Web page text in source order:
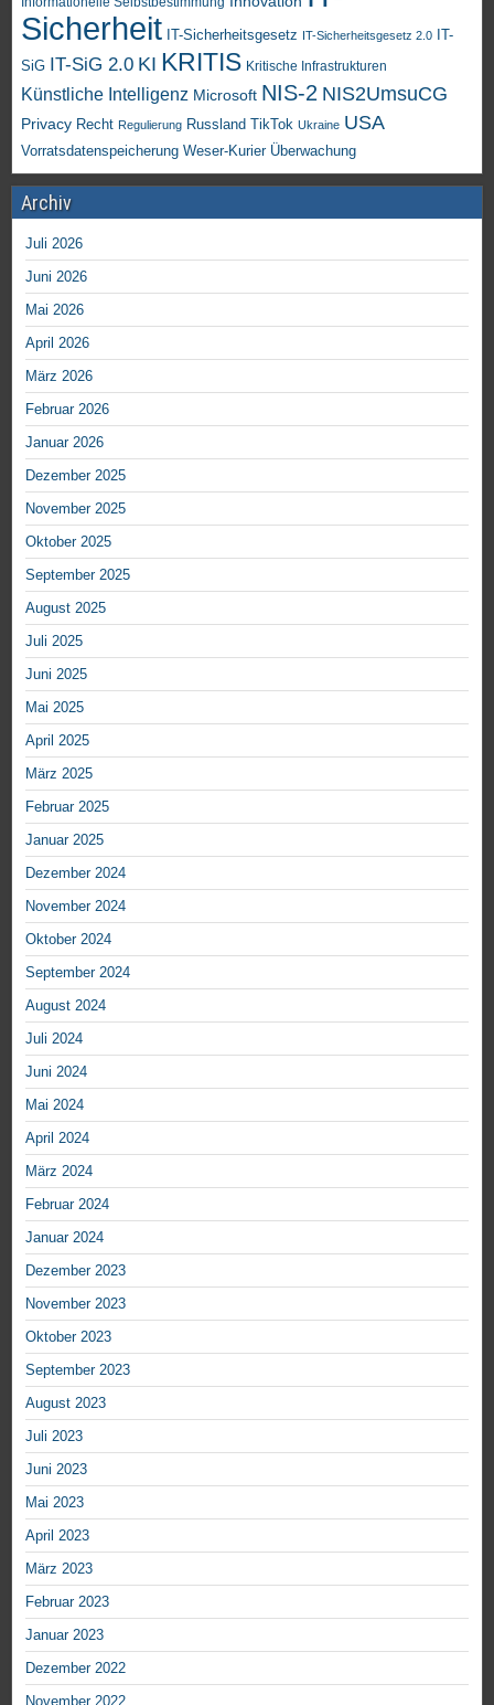
Sicherheit IT-Sicherheitsgesetz IT-Sicherheitsgesetz 2.0
IT-
SiG IT-SiG 2.0 KI KRITIS Kritische Infrastrukturen
Künstliche Intelligenz Microsoft NIS-2 NIS2UmsuCG
Privacy Recht Regulierung Russland TikTok Ukraine USA
Vorratsdatenspeicherung Weser-Kurier Überwachung
Archiv
Juli 2026
Juni 2026
Mai 2026
April 2026
März 2026
Februar 2026
Januar 2026
Dezember 2025
November 2025
Oktober 2025
September 2025
August 2025
Juli 2025
Juni 2025
Mai 2025
April 2025
März 2025
Februar 2025
Januar 2025
Dezember 2024
November 2024
Oktober 2024
September 2024
August 2024
Juli 2024
Juni 2024
Mai 2024
April 2024
März 2024
Februar 2024
Januar 2024
Dezember 2023
November 2023
Oktober 2023
September 2023
August 2023
Juli 2023
Juni 2023
Mai 2023
April 2023
März 2023
Februar 2023
Januar 2023
Dezember 2022
November 2022